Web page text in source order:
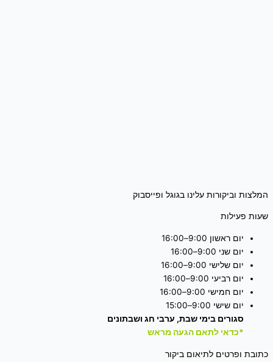
המלצות וביקורות עלינו בגוגל ופייסבוק
שעות פעילות
יום ראשון 9:00–16:00
יום שני 9:00–16:00
יום שלישי 9:00–16:00
יום רביעי 9:00–16:00
יום חמישי 9:00–16:00
יום שישי 9:00–15:00
סגורים בימי שבת, ערבי חג ושבתונים
*כדאי לתאם הגעה מראש
כתובת ופרטים לתיאום ביקור